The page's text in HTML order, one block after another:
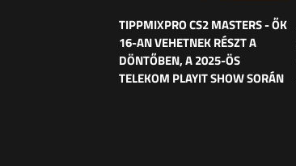
TIPPMIXPRO CS2 MASTERS - ŐK
16-AN VEHETNEK RÉSZT A
DÖNTŐBEN, A 2025-ÖS
TELEKOM PLAYIT SHOW SORÁN